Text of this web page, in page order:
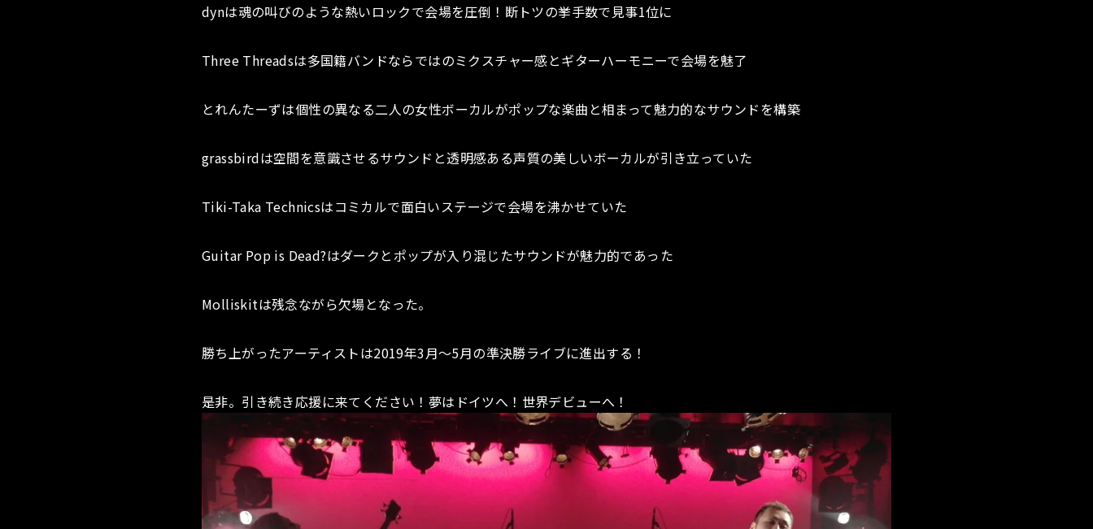
dynは魂の叫びのような熱いロックで会場を圧倒！断トツの挙手数で見事1位に
Three Threadsは多国籍バンドならではのミクスチャー感とギターハーモニーで会場を魅了
とれんたーずは個性の異なる二人の女性ボーカルがポップな楽曲と相まって魅力的なサウンドを構築
grassbirdは空間を意識させるサウンドと透明感ある声質の美しいボーカルが引き立っていた
Tiki-Taka Technicsはコミカルで面白いステージで会場を沸かせていた
Guitar Pop is Dead?はダークとポップが入り混じたサウンドが魅力的であった
Molliskitは残念ながら欠場となった。
勝ち上がったアーティストは2019年3月～5月の準決勝ライブに進出する！
是非。引き続き応援に来てください！夢はドイツへ！世界デビューへ！